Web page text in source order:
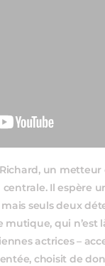
un
Il espère
mais seuls deux
mutique, qui n’est
actrices –
choisit de